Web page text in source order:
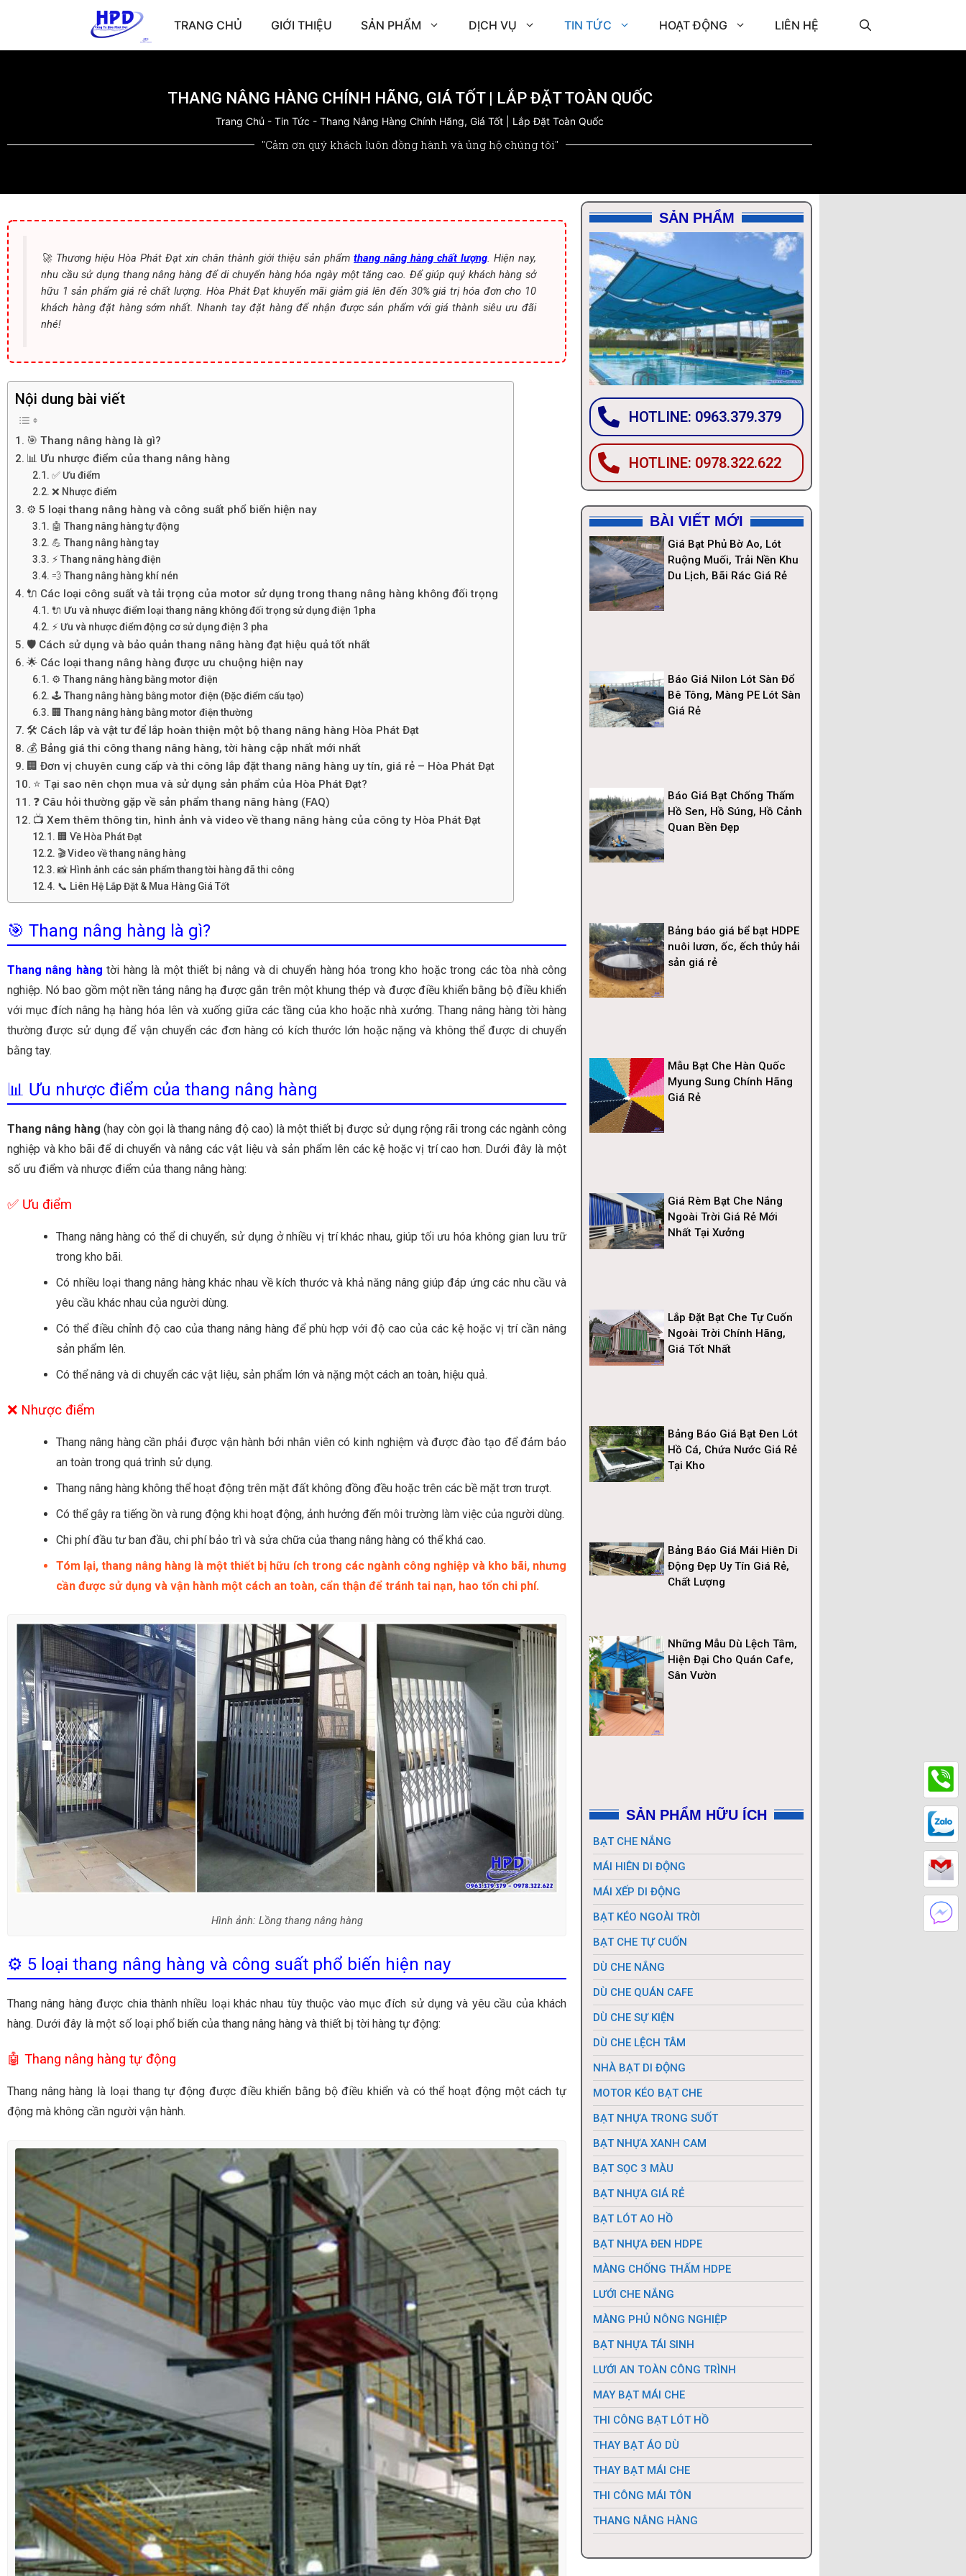
TRANG CHỦ GIỚI THIỆU SẢN PHẨM DỊCH VỤ TIN TỨC HOẠT ĐỘNG LIÊN HỆ
THANG NÂNG HÀNG CHÍNH HÃNG, GIÁ TỐT | LẮP ĐẶT TOÀN QUỐC
Trang Chủ - Tin Tức - Thang Nâng Hàng Chính Hãng, Giá Tốt | Lắp Đặt Toàn Quốc
"Cảm ơn quý khách luôn đồng hành và ủng hộ chúng tôi"
🚀 Thương hiệu Hòa Phát Đạt xin chân thành giới thiệu sản phẩm thang nâng hàng chất lượng . Hiện nay,
nhu cầu sử dụng thang nâng hàng để di chuyển hàng hóa ngày một tăng cao. Để giúp quý khách hàng sở
hữu 1 sản phẩm giá rẻ chất lượng. Hòa Phát Đạt khuyến mãi giảm giá lên đến 30% giá trị hóa đơn cho 10
khách hàng đặt hàng sớm nhất. Nhanh tay đặt hàng để nhận được sản phẩm với giá thành siêu ưu đãi
nhé!
Nội dung bài viết
🎯 Thang nâng hàng là gì?
📊 Ưu nhược điểm của thang nâng hàng
✅ Ưu điểm
❌ Nhược điểm
⚙️ 5 loại thang nâng hàng và công suất phổ biến hiện nay
🤖 Thang nâng hàng tự động
💪 Thang nâng hàng tay
⚡ Thang nâng hàng điện
💨 Thang nâng hàng khí nén
🔌 Các loại công suất và tải trọng của motor sử dụng trong thang nâng hàng không đối trọng
🔌 Ưu và nhược điểm loại thang nâng không đối trọng sử dụng điện 1pha
⚡ Ưu và nhược điểm động cơ sử dụng điện 3 pha
🛡️ Cách sử dụng và bảo quản thang nâng hàng đạt hiệu quả tốt nhất
🌟 Các loại thang nâng hàng được ưu chuộng hiện nay
⚙️ Thang nâng hàng bằng motor điện
🕹️ Thang nâng hàng bằng motor điện (Đặc điểm cấu tạo)
🏢 Thang nâng hàng bằng motor điện thường
🛠️ Cách lắp và vật tư để lắp hoàn thiện một bộ thang nâng hàng Hòa Phát Đạt
💰 Bảng giá thi công thang nâng hàng, tời hàng cập nhất mới nhất
🏢 Đơn vị chuyên cung cấp và thi công lắp đặt thang nâng hàng uy tín, giá rẻ – Hòa Phát Đạt
⭐ Tại sao nên chọn mua và sử dụng sản phẩm của Hòa Phát Đạt?
❓ Câu hỏi thường gặp về sản phẩm thang nâng hàng (FAQ)
📺 Xem thêm thông tin, hình ảnh và video về thang nâng hàng của công ty Hòa Phát Đạt
🏢 Về Hòa Phát Đạt
🎬 Video về thang nâng hàng
📸 Hình ảnh các sản phẩm thang tời hàng đã thi công
📞 Liên Hệ Lắp Đặt & Mua Hàng Giá Tốt
🎯 Thang nâng hàng là gì?
Thang nâng hàng tời hàng là một thiết bị nâng và di chuyển hàng hóa trong kho hoặc trong các tòa nhà công
nghiệp. Nó bao gồm một nền tảng nâng hạ được gắn trên một khung thép và được điều khiển bằng bộ điều khiển
với mục đích nâng hạ hàng hóa lên và xuống giữa các tầng của kho hoặc nhà xưởng. Thang nâng hàng tời hàng
thường được sử dụng để vận chuyển các đơn hàng có kích thước lớn hoặc nặng và không thể được di chuyển
bằng tay.
📊 Ưu nhược điểm của thang nâng hàng
Thang nâng hàng (hay còn gọi là thang nâng độ cao) là một thiết bị được sử dụng rộng rãi trong các ngành công
nghiệp và kho bãi để di chuyển và nâng các vật liệu và sản phẩm lên các kệ hoặc vị trí cao hơn. Dưới đây là một
số ưu điểm và nhược điểm của thang nâng hàng:
✅ Ưu điểm
Thang nâng hàng có thể di chuyển, sử dụng ở nhiều vị trí khác nhau, giúp tối ưu hóa không gian lưu trữ
trong kho bãi.
Có nhiều loại thang nâng hàng khác nhau về kích thước và khả năng nâng giúp đáp ứng các nhu cầu và
yêu cầu khác nhau của người dùng.
Có thể điều chỉnh độ cao của thang nâng hàng để phù hợp với độ cao của các kệ hoặc vị trí cần nâng
sản phẩm lên.
Có thể nâng và di chuyển các vật liệu, sản phẩm lớn và nặng một cách an toàn, hiệu quả.
❌ Nhược điểm
Thang nâng hàng cần phải được vận hành bởi nhân viên có kinh nghiệm và được đào tạo để đảm bảo
an toàn trong quá trình sử dụng.
Thang nâng hàng không thể hoạt động trên mặt đất không đồng đều hoặc trên các bề mặt trơn trượt.
Có thể gây ra tiếng ồn và rung động khi hoạt động, ảnh hưởng đến môi trường làm việc của người dùng.
Chi phí đầu tư ban đầu, chi phí bảo trì và sửa chữa của thang nâng hàng có thể khá cao.
Tóm lại, thang nâng hàng là một thiết bị hữu ích trong các ngành công nghiệp và kho bãi, nhưng
cần được sử dụng và vận hành một cách an toàn, cẩn thận để tránh tai nạn, hao tổn chi phí.
Hình ảnh: Lồng thang nâng hàng
⚙️ 5 loại thang nâng hàng và công suất phổ biến hiện nay
Thang nâng hàng được chia thành nhiều loại khác nhau tùy thuộc vào mục đích sử dụng và yêu cầu của khách
hàng. Dưới đây là một số loại phổ biến của thang nâng hàng và thiết bị tời hàng tự động:
🤖 Thang nâng hàng tự động
Thang nâng hàng là loại thang tự động được điều khiển bằng bộ điều khiển và có thể hoạt động một cách tự
động mà không cần người vận hành.
SẢN PHẨM
HOTLINE: 0963.379.379
HOTLINE: 0978.322.622
BÀI VIẾT MỚI
Giá Bạt Phủ Bờ Ao, Lót
Ruộng Muối, Trải Nền Khu
Du Lịch, Bãi Rác Giá Rẻ
Báo Giá Nilon Lót Sàn Đổ
Bê Tông, Màng PE Lót Sàn
Giá Rẻ
Báo Giá Bạt Chống Thấm
Hồ Sen, Hồ Súng, Hồ Cảnh
Quan Bền Đẹp
Bảng báo giá bể bạt HDPE
nuôi lươn, ốc, ếch thủy hải
sản giá rẻ
Mẫu Bạt Che Hàn Quốc
Myung Sung Chính Hãng
Giá Rẻ
Giá Rèm Bạt Che Nắng
Ngoài Trời Giá Rẻ Mới
Nhất Tại Xưởng
Lắp Đặt Bạt Che Tự Cuốn
Ngoài Trời Chính Hãng,
Giá Tốt Nhất
Bảng Báo Giá Bạt Đen Lót
Hồ Cá, Chứa Nước Giá Rẻ
Tại Kho
Bảng Báo Giá Mái Hiên Di
Động Đẹp Uy Tín Giá Rẻ,
Chất Lượng
Những Mẫu Dù Lệch Tâm,
Hiện Đại Cho Quán Cafe,
Sân Vườn
SẢN PHẨM HỮU ÍCH
BẠT CHE NẮNG
MÁI HIÊN DI ĐỘNG
MÁI XẾP DI ĐỘNG
BẠT KÉO NGOÀI TRỜI
BẠT CHE TỰ CUỐN
DÙ CHE NẮNG
DÙ CHE QUÁN CAFE
DÙ CHE SỰ KIỆN
DÙ CHE LỆCH TÂM
NHÀ BẠT DI ĐỘNG
MOTOR KÉO BẠT CHE
BẠT NHỰA TRONG SUỐT
BẠT NHỰA XANH CAM
BẠT SỌC 3 MÀU
BẠT NHỰA GIÁ RẺ
BẠT LÓT AO HỒ
BẠT NHỰA ĐEN HDPE
MÀNG CHỐNG THẤM HDPE
LƯỚI CHE NẮNG
MÀNG PHỦ NÔNG NGHIỆP
BẠT NHỰA TÁI SINH
LƯỚI AN TOÀN CÔNG TRÌNH
MAY BẠT MÁI CHE
THI CÔNG BẠT LÓT HỒ
THAY BẠT ÁO DÙ
THAY BẠT MÁI CHE
THI CÔNG MÁI TÔN
THANG NÂNG HÀNG